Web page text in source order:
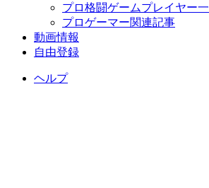
プロ格闘ゲームプレイヤー
プロゲーマー関連記事
動画情報
自由登録
ヘルプ